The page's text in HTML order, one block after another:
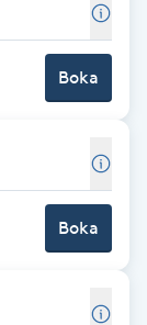
Boka
Boka